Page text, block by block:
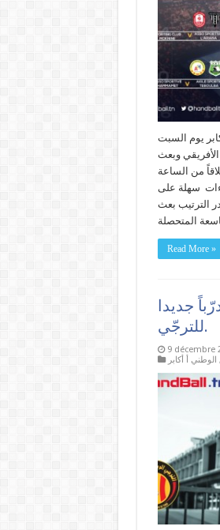
ا أكابر يوم السبت
الأفريقي وبعث
من الساعة
سهلة على
الترتيب بعث
Read More »
جديدا
للترجّي.
9 décembre
, الوطني أ أكابر